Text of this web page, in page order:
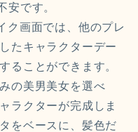
安です。
ク画面では、他のプレ
たキャラクターデー
ることができます。
の美男美女を選べ
ラクターが完成しま
をベースに、髪色だ